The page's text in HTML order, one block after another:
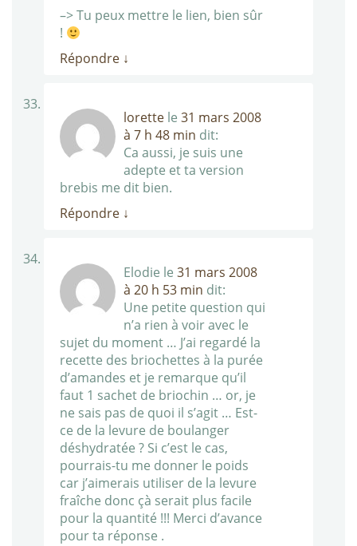
–> Tu peux mettre le lien, bien sûr
!
Répondre ↓
lorette le 31 mars 2008
à 7 h 48 min dit:
Ca aussi, je suis une
adepte et ta version
brebis me dit bien.
Répondre ↓
Elodie le 31 mars 2008
à 20 h 53 min dit:
Une petite question qui
n’a rien à voir avec le
sujet du moment … J’ai regardé la
recette des briochettes à la purée
d’amandes et je remarque qu’il
faut 1 sachet de briochin … or, je
ne sais pas de quoi il s’agit … Est-
ce de la levure de boulanger
déshydratée ? Si c’est le cas,
pourrais-tu me donner le poids
car j’aimerais utiliser de la levure
fraîche donc çà serait plus facile
pour la quantité !!! Merci d’avance
pour ta réponse .